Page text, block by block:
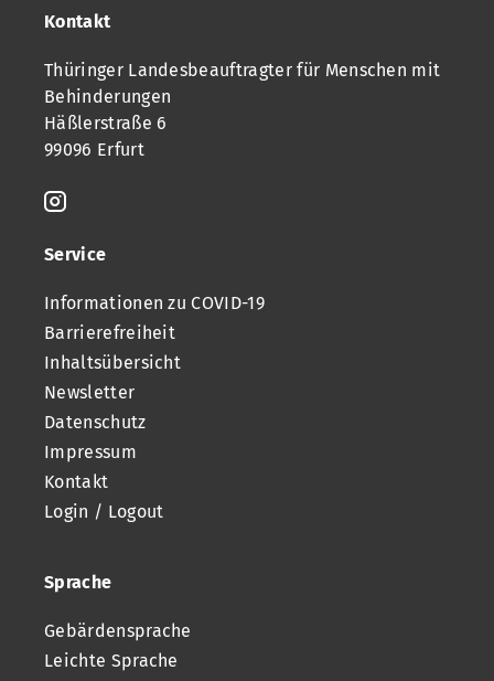
Kontakt
Thüringer Landesbeauftragter für Menschen mit
Behinderungen
Häßlerstraße 6
99096 Erfurt
Service
Informationen zu COVID-19
Barrierefreiheit
Inhaltsübersicht
Newsletter
Datenschutz
Impressum
Kontakt
Login / Logout
Sprache
Gebärdensprache
Leichte Sprache